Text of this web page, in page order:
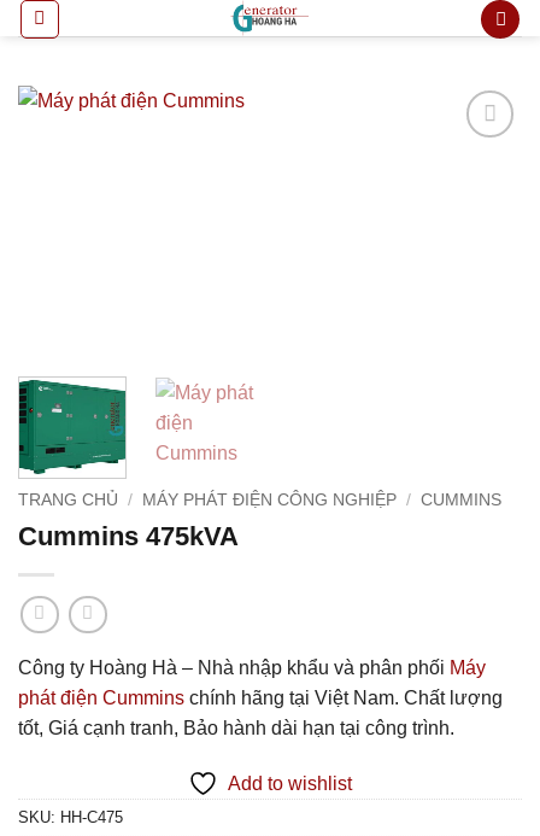
qua
dung
TRANG CHỦ / MÁY PHÁT ĐIỆN CÔNG NGHIỆP / CUMMINS
Cummins 475kVA
Công ty Hoàng Hà – Nhà nhập khẩu và phân phối Máy
phát điện Cummins chính hãng tại Việt Nam. Chất lượng
tốt, Giá cạnh tranh, Bảo hành dài hạn tại công trình.
Add to wishlist
SKU: HH-C475